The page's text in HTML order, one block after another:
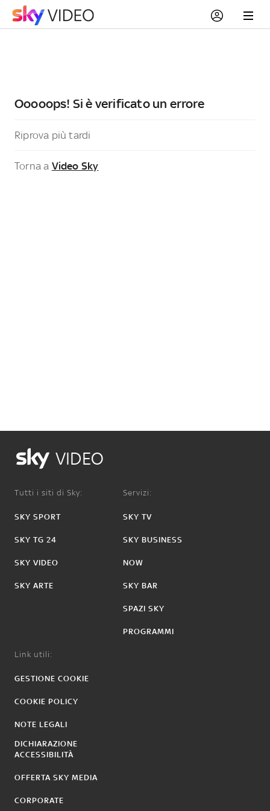
Ooooops! Si è verificato un errore
Riprova più tardi
Torna a Video Sky
VIDEO
Tutti i siti di Sky:
SKY SPORT
SKY TG 24
SKY VIDEO
SKY ARTE
Servizi:
SKY TV
SKY BUSINESS
NOW
SKY BAR
SPAZI SKY
PROGRAMMI
Link utili:
GESTIONE COOKIE
COOKIE POLICY
NOTE LEGALI
DICHIARAZIONE
ACCESSIBILITÀ
OFFERTA SKY MEDIA
CORPORATE